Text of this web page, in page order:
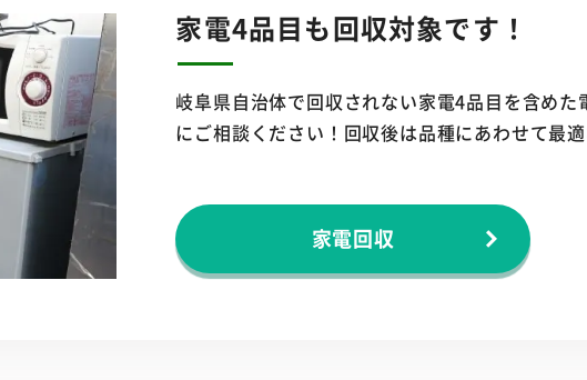
家電4品目も回収対象です！
岐阜県自治体で回収されない家電4品目を含め
にご相談ください！回収後は品種にあわせて最
家電回収